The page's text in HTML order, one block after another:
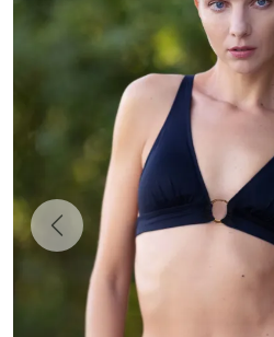
Previous